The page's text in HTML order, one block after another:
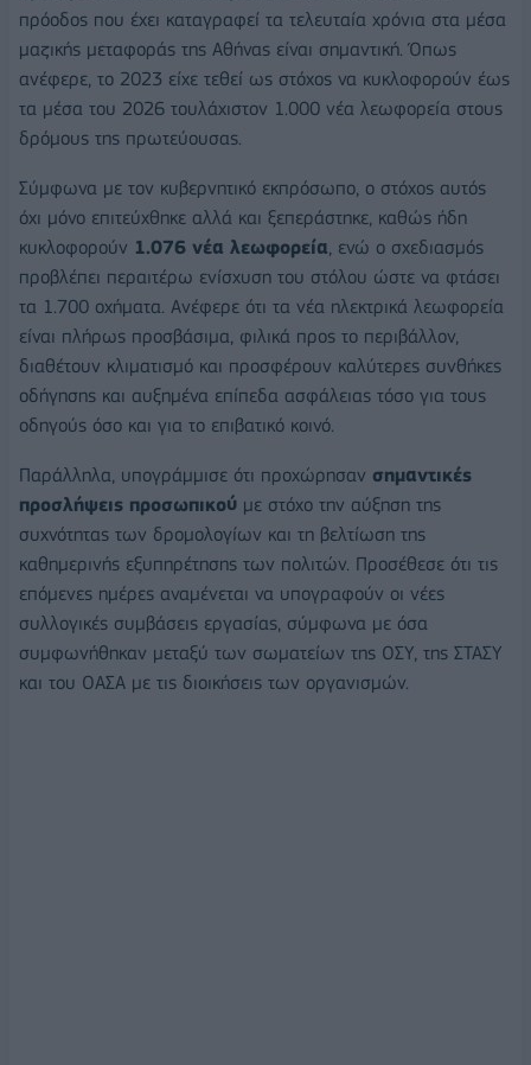
πρόοδος που έχει καταγραφεί τα τελευταία χρόνια στα μέσα
μαζικής μεταφοράς της Αθήνας είναι σημαντική. Όπως
ανέφερε, το 2023 είχε τεθεί ως στόχος να κυκλοφορούν έως
τα μέσα του 2026 τουλάχιστον 1.000 νέα λεωφορεία στους
δρόμους της πρωτεύουσας.
Σύμφωνα με τον κυβερνητικό εκπρόσωπο, ο στόχος αυτός
όχι μόνο επιτεύχθηκε αλλά και ξεπεράστηκε, καθώς ήδη
κυκλοφορούν 1.076 νέα λεωφορεία, ενώ ο σχεδιασμός
προβλέπει περαιτέρω ενίσχυση του στόλου ώστε να φτάσει
τα 1.700 οχήματα. Ανέφερε ότι τα νέα ηλεκτρικά λεωφορεία
είναι πλήρως προσβάσιμα, φιλικά προς το περιβάλλον,
διαθέτουν κλιματισμό και προσφέρουν καλύτερες συνθήκες
οδήγησης και αυξημένα επίπεδα ασφάλειας τόσο για τους
οδηγούς όσο και για το επιβατικό κοινό.
Παράλληλα, υπογράμμισε ότι προχώρησαν σημαντικές
προσλήψεις προσωπικού με στόχο την αύξηση της
συχνότητας των δρομολογίων και τη βελτίωση της
καθημερινής εξυπηρέτησης των πολιτών. Προσέθεσε ότι τις
επόμενες ημέρες αναμένεται να υπογραφούν οι νέες
συλλογικές συμβάσεις εργασίας, σύμφωνα με όσα
συμφωνήθηκαν μεταξύ των σωματείων της ΟΣΥ, της ΣΤΑΣΥ
και του ΟΑΣΑ με τις διοικήσεις των οργανισμών.